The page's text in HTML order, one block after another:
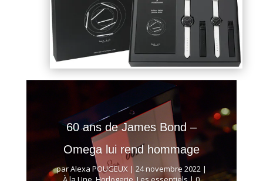
60 ans de James Bond –
Omega lui rend hommage
parAlexa POUGEUX| 24 novembre 2022|